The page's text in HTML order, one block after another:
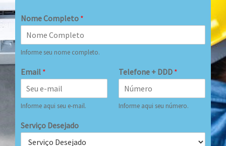
Nome Completo *
Informe seu nome completo.
Email *
Informe aqui seu e-mail.
Telefone + DDD *
Informe aqui seu número.
Serviço Desejado